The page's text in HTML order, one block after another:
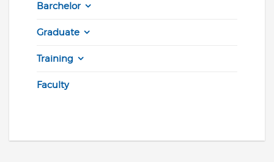
Barchelor
Graduate
Training
Faculty